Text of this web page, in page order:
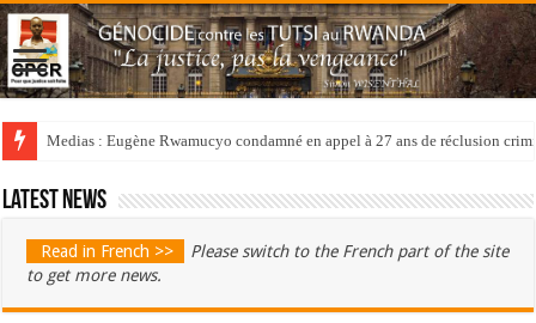
Medias : Eugène Rwamucyo condamné en appel à 27 ans de réclusion
Latest news
Read in French >>
Please switch to the French part of the site
to get more news.